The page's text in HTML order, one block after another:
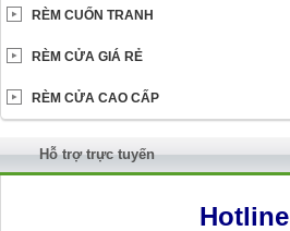
RÈM CUỐN TRANH
RÈM CỬA GIÁ RẺ
RÈM CỬA CAO CẤP
Hỗ trợ trực tuyến
Hotline